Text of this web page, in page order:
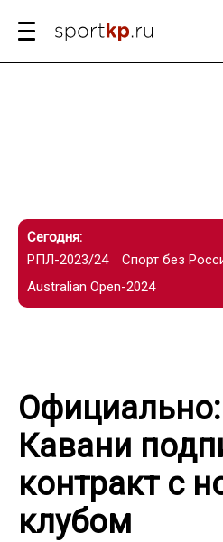
Сегодня:
РПЛ-2023/24
Спорт без
Australian Open-2024
Кавани
контракт с
клубом